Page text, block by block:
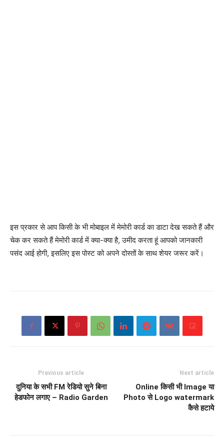
इस प्रकार से आप किसी के भी मोबाइल में मेमोरी कार्ड का डाटा देख सकते हैं और
चेक कर सकते हैं मेमोरी कार्ड में क्या-क्या है, उमीद करता हूं आपको जानकारी
पसंद आई होगी, इसलिए इस पोस्ट को अपने दोस्तों के साथ शेयर जरूर करें।
Previous article
दुनिया के सभी FM रेडियो सुने बिना
हेडफोन लगाए – Radio Garden
Next article
Online किसी भी Image या
Photo से Logo watermark
कैसे हटाये